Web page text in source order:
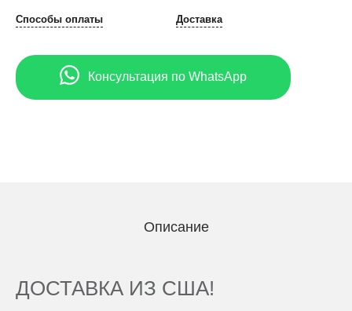
Способы оплаты Доставка
Консультация по WhatsApp
Описание
ДОСТАВКА ИЗ США!